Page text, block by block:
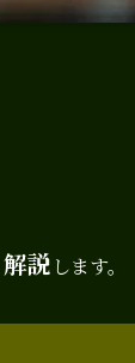
説 します。